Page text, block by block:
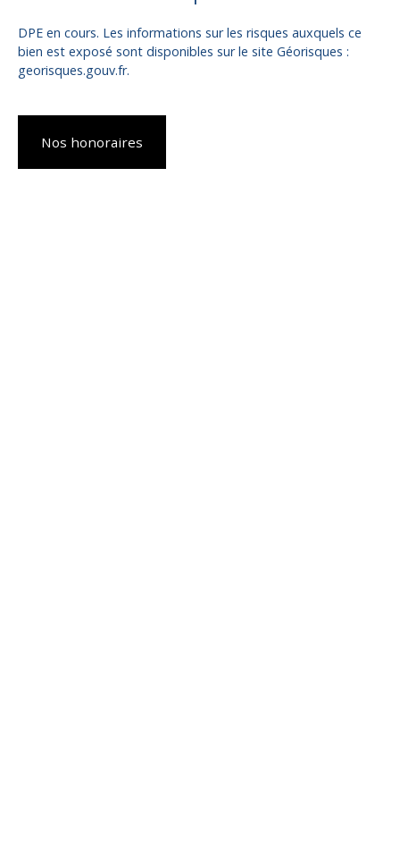
DPE en cours. Les informations sur les risques auxquels ce
bien est exposé sont disponibles sur le site Géorisques :
georisques.gouv.fr.
Nos honoraires